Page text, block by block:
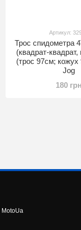
Артикул:
Трос спидометра
(квадрат-квадрат,
(трос 97см;
Jog
180 грн
MotoUa